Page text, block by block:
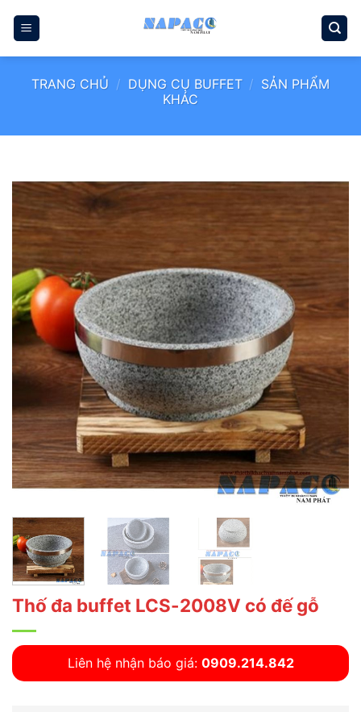
qua
TRANG CHỦ / DỤNG CỤ BUFFET / SẢN PHẨM
KHÁC
Thố đa buffet LCS-2008V có đế gỗ
Liên hệ nhận báo giá: 0909.214.842